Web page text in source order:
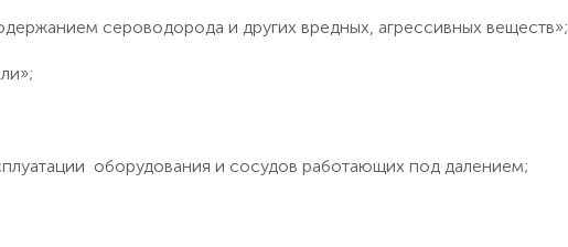
сероводорода и других вредных, агрессивных веществ»;
оборудования и сосудов работающих под далением;